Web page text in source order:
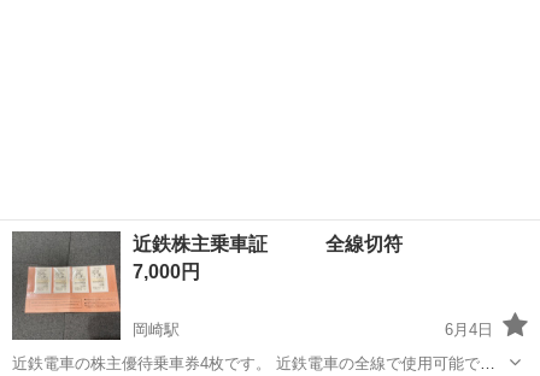
近鉄株主乗車証 全線切符
7,000円
岡崎駅
6月4日
近鉄電車の株主優待乗車券4枚です。 近鉄電車の全線で使用可能で